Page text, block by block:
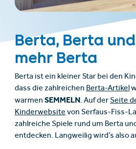
Berta, Berta
mehr Berta
Berta ist ein kleiner Star bei den
dass die zahlreichen Berta-Artikel
warmen SEMMELN. Auf derSeite
Kinderwebsitevon Serfaus-Fiss-
zahlreiche Spiele rund um Berta
entdecken. Langweilig wird’s also